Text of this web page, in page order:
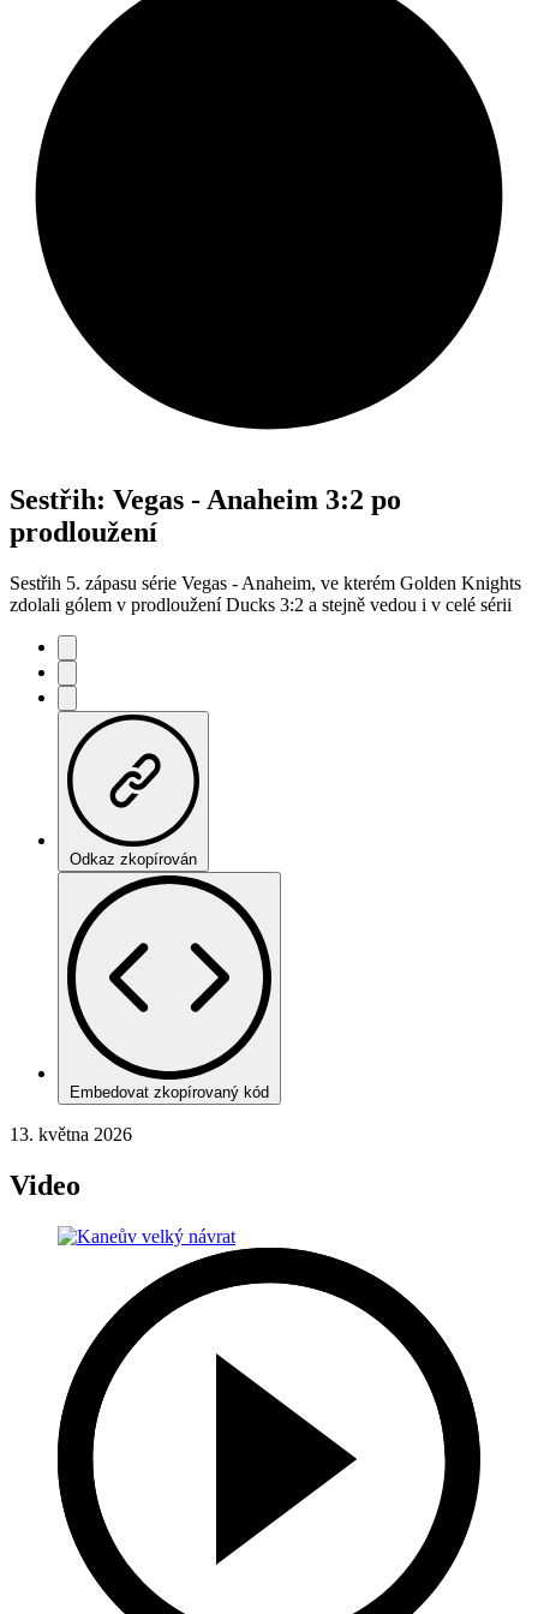
Sestřih: Vegas - Anaheim 3:2 po
prodloužení
Sestřih 5. zápasu série Vegas - Anaheim, ve kterém Golden Knights
zdolali gólem v prodloužení Ducks 3:2 a stejně vedou i v celé sérii
Odkaz zkopírován
Embedovat zkopírovaný kód
13. května 2026
Video